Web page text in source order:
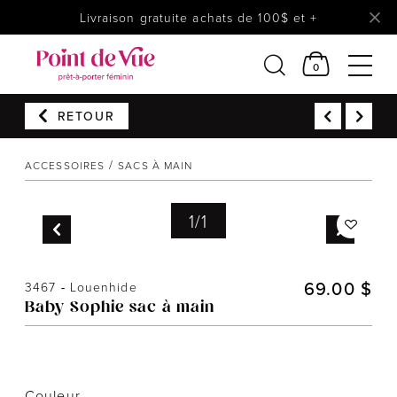
Livraison gratuite achats de 100$ et +
0
Femmes
Lingerie
Chaussures
RETOUR
ACCESSOIRES SACS À MAIN
1/1
3467 - Louenhide
Baby Sophie sac à main
69.00 $